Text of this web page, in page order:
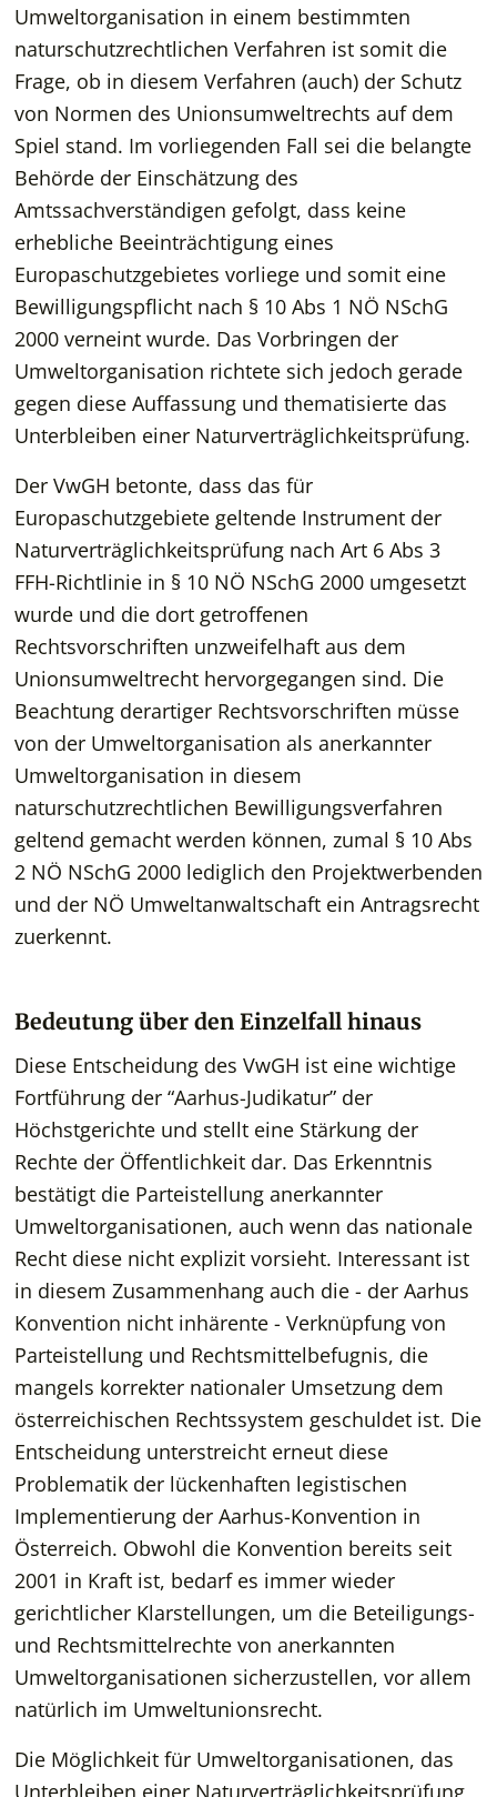
Umweltorganisation in einem bestimmten
naturschutzrechtlichen Verfahren ist somit die
Frage, ob in diesem Verfahren (auch) der Schutz
von Normen des Unionsumweltrechts auf dem
Spiel stand. Im vorliegenden Fall sei die belangte
Behörde der Einschätzung des
Amtssachverständigen gefolgt, dass keine
erhebliche Beeinträchtigung eines
Europaschutzgebietes vorliege und somit eine
Bewilligungspflicht nach § 10 Abs 1 NÖ NSchG
2000 verneint wurde. Das Vorbringen der
Umweltorganisation richtete sich jedoch gerade
gegen diese Auffassung und thematisierte das
Unterbleiben einer Naturverträglichkeitsprüfung.
Der VwGH betonte, dass das für
Europaschutzgebiete geltende Instrument der
Naturverträglichkeitsprüfung nach Art 6 Abs 3
FFH-Richtlinie in § 10 NÖ NSchG 2000 umgesetzt
wurde und die dort getroffenen
Rechtsvorschriften unzweifelhaft aus dem
Unionsumweltrecht hervorgegangen sind. Die
Beachtung derartiger Rechtsvorschriften müsse
von der Umweltorganisation als anerkannter
Umweltorganisation in diesem
naturschutzrechtlichen Bewilligungsverfahren
geltend gemacht werden können, zumal § 10 Abs
2 NÖ NSchG 2000 lediglich den Projektwerbenden
und der NÖ Umweltanwaltschaft ein Antragsrecht
zuerkennt.
Bedeutung über den Einzelfall hinaus
Diese Entscheidung des VwGH ist eine wichtige
Fortführung der “Aarhus-Judikatur” der
Höchstgerichte und stellt eine Stärkung der
Rechte der Öffentlichkeit dar. Das Erkenntnis
bestätigt die Parteistellung anerkannter
Umweltorganisationen, auch wenn das nationale
Recht diese nicht explizit vorsieht. Interessant ist
in diesem Zusammenhang auch die - der Aarhus
Konvention nicht inhärente - Verknüpfung von
Parteistellung und Rechtsmittelbefugnis, die
mangels korrekter nationaler Umsetzung dem
österreichischen Rechtssystem geschuldet ist. Die
Entscheidung unterstreicht erneut diese
Problematik der lückenhaften legistischen
Implementierung der Aarhus-Konvention in
Österreich. Obwohl die Konvention bereits seit
2001 in Kraft ist, bedarf es immer wieder
gerichtlicher Klarstellungen, um die Beteiligungs-
und Rechtsmittelrechte von anerkannten
Umweltorganisationen sicherzustellen, vor allem
natürlich im Umweltunionsrecht.
Die Möglichkeit für Umweltorganisationen, das
Unterbleiben einer Naturverträglichkeitsprüfung